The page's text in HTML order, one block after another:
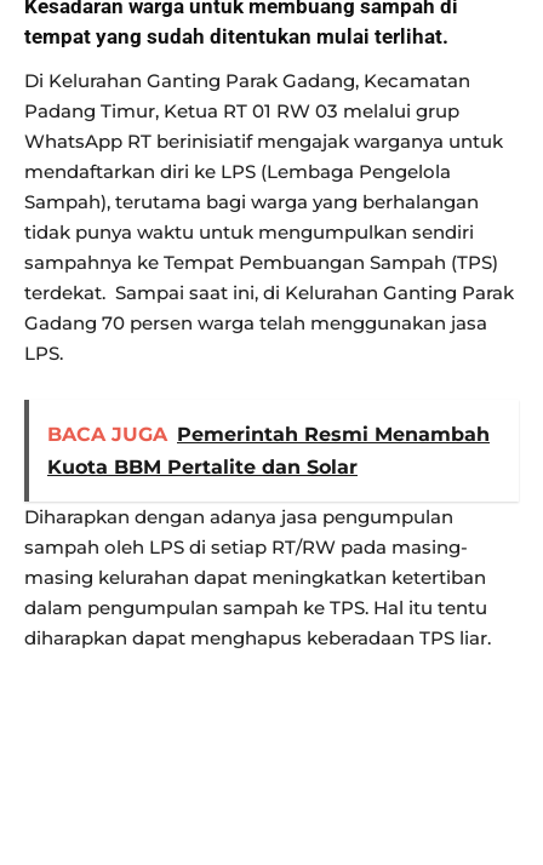
Kesadaran warga untuk membuang sampah di
tempat yang sudah ditentukan mulai terlihat.
Di Kelurahan Ganting Parak Gadang, Kecamatan
Padang Timur, Ketua RT 01 RW 03 melalui grup
WhatsApp RT berinisiatif mengajak warganya untuk
mendaftarkan diri ke LPS (Lembaga Pengelola
Sampah), terutama bagi warga yang berhalangan
tidak punya waktu untuk mengumpulkan sendiri
sampahnya ke Tempat Pembuangan Sampah (TPS)
terdekat. Sampai saat ini, di Kelurahan Ganting Parak
Gadang 70 persen warga telah menggunakan jasa
LPS.
BACA JUGA Pemerintah Resmi Menambah
Kuota BBM Pertalite dan Solar
Diharapkan dengan adanya jasa pengumpulan
sampah oleh LPS di setiap RT/RW pada masing-
masing kelurahan dapat meningkatkan ketertiban
dalam pengumpulan sampah ke TPS. Hal itu tentu
diharapkan dapat menghapus keberadaan TPS liar.